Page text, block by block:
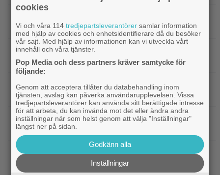
från 2015 blev en dyr flopp
TV-spel |EA tillhör Saudiarabien och Jared
Kushner nu – ”blodbad” väntar
Bioaktuellt|Biopremiär för Jackie Chans nya
actionrökare – och snart filmas uppföljaren
Skräck|Filmpostern var för läskig – Warner Bros
får skäll
TV-spel|Experter väljer ut tidernas 100 bästa tv-
spel: ”The Last of Us” på plats 2
cookies
Vi och våra 114tredjepartsleverantörer samlar information
med hjälp av cookies och enhetsidentifierare då du besöker
vår sajt. Med hjälp av informationen kan vi utveckla vårt
innehåll och våra tjänster.
Pop Media och dess partners kräver samtycke för
följande:
Genom att acceptera tillåter du databehandling inom
tjänsten, avslag kan påverka användarupplevelsen. Vissa
tredjepartsleverantörer kan använda sitt berättigade intresse
för att arbeta, du kan invända mot det eller ändra andra
inställningar när som helst genom att välja "Inställningar"
längst ner på sidan.
Godkänn alla
Inställningar